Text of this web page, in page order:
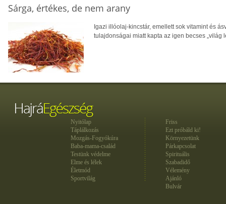
Sárga, értékes, de nem arany
Igazi illóolaj-kincstár, emellett sok vitamint és
tulajdonságai miatt kapta az igen becses „világ
Nyitólap
Táplálkozás
Mozgás-Fogyókúra
Baba-mama-család
Testünk védelme
Elme és lélek
Életmód
Sportvilág
Friss
Ezt próbáld ki!
Környezetünk
Párkapcsolat
Spirituális
Szabadidő
Vélemény
Ajánló
Bulvár